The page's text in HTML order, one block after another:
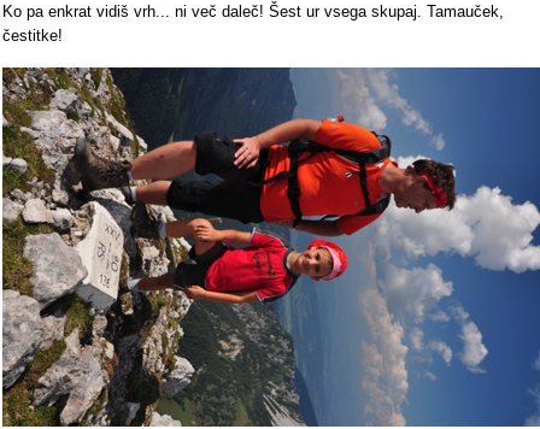
Ko pa enkrat vidiš vrh... ni več daleč! Šest ur vsega skupaj. Tamauček,
čestitke!